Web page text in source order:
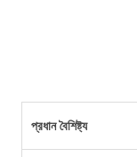
প্রধান বৈশিষ্ট্য